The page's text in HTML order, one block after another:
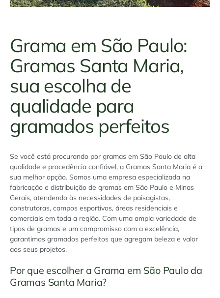
Grama em São Paulo:
Gramas Santa Maria,
sua escolha de
qualidade para
gramados perfeitos
Se você está procurando por gramas em São Paulo de alta
qualidade e procedência confiável, a Gramas Santa Maria é a
sua melhor opção. Somos uma empresa especializada na
fabricação e distribuição de gramas em São Paulo e Minas
Gerais, atendendo às necessidades de paisagistas,
construtoras, campos esportivos, áreas residenciais e
comerciais em toda a região. Com uma ampla variedade de
tipos de gramas e um compromisso com a excelência,
garantimos gramados perfeitos que agregam beleza e valor
aos seus projetos.
Por que escolher a Grama em São Paulo da
Gramas Santa Maria?